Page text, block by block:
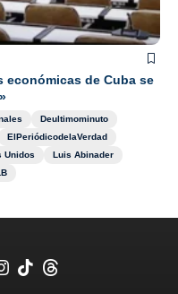
económicas de Cuba se
Deultimominuto
ElPeriódicodelaVerdad
Unidos
Luis Abinader